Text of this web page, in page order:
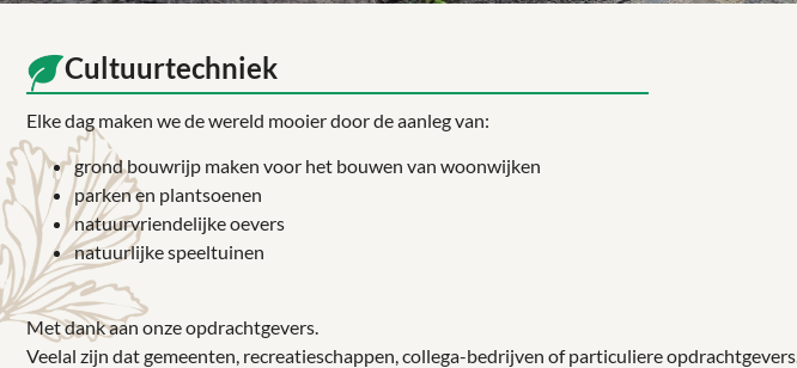
Cultuurtechniek
Elke dag maken we de wereld mooier door de aanleg van:
grond bouwrijp maken voor het bouwen van woonwijken
parken en plantsoenen
natuurvriendelijke oevers
natuurlijke speeltuinen
Met dank aan onze opdrachtgevers.
Veelal zijn dat gemeenten, recreatieschappen, collega-bedrijven of particuliere opdrachtgevers.